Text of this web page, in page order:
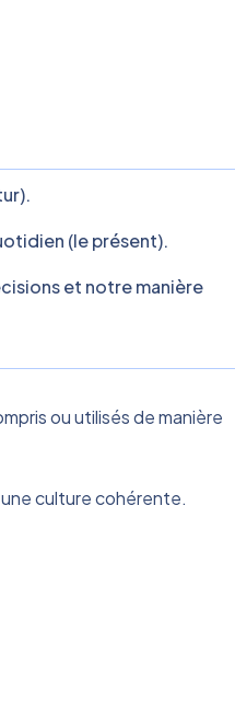
(le présent).
et notre manière
ou utilisés de manière
culture cohérente.